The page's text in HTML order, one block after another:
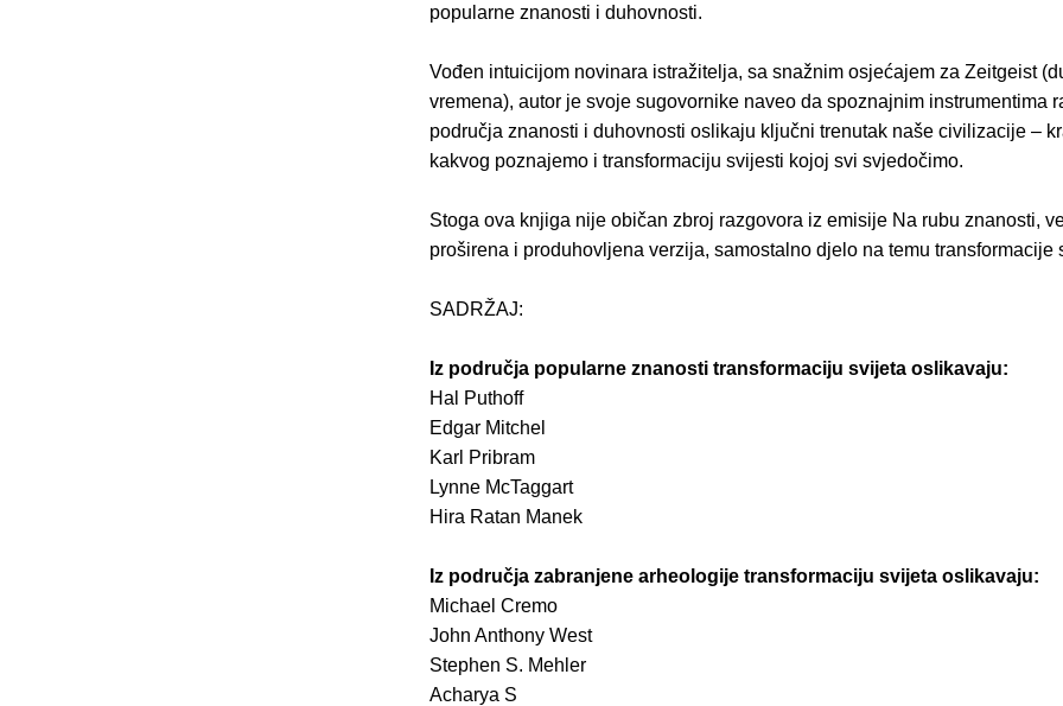
popularne znanosti i duhovnosti.
Vođen intuicijom novinara istražitelja, sa snažnim osjećajem za Zeitgeist
vremena), autor je svoje sugovornike naveo da spoznajnim instrumentima
područja znanosti i duhovnosti oslikaju ključni trenutak naše civilizacije –
kakvog poznajemo i transformaciju svijesti kojoj svi svjedočimo.
Stoga ova knjiga nije običan zbroj razgovora iz emisije Na rubu znanosti,
proširena i produhovljena verzija, samostalno djelo na temu transformacije
SADRŽAJ:
Iz područja popularne znanosti transformaciju svijeta oslikavaju:
Hal Puthoff
Edgar Mitchel
Karl Pribram
Lynne McTaggart
Hira Ratan Manek
Iz područja zabranjene arheologije transformaciju svijeta oslikavaju:
Michael Cremo
John Anthony West
Stephen S. Mehler
Acharya S